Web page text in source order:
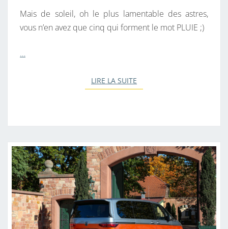
I
D
V
U
L
T
I
V
A
N
Mais de soleil, oh le plus lamentable des astres,
vous n’en avez que cinq qui forment le mot PLUIE ;)
…
LIRE LA SUITE